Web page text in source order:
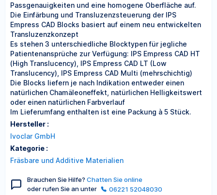
Passgenauigkeiten und eine homogene Oberfläche auf.
Die Einfärbung und Transluzenzsteuerung der IPS
Empress CAD Blocks basiert auf einem neu entwickelten
Transluzenzkonzept
Es stehen 3 unterschiedliche Blocktypen für jegliche
Patientenansprüche zur Verfügung: IPS Empress CAD HT
(High Translucency), IPS Empress CAD LT (Low
Translucency), IPS Empress CAD Multi (mehrschichtig)
Die Blocks liefern je nach Indikation entweder einen
natürlichen Chamäleoneffekt, natürlichen Helligkeitswert
oder einen natürlichen Farbverlauf
Im Lieferumfang enthalten ist eine Packung à 5 Stück.
Hersteller :
Ivoclar GmbH
Kategorie :
Fräsbare und Additive Materialien
Brauchen Sie Hilfe? Chatten Sie online
oder rufen Sie an unter
06221 52048030